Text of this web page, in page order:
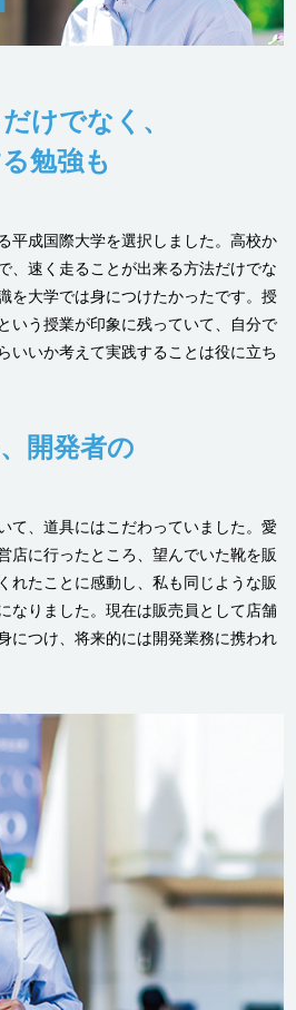
けでなく、
勉強も
平成国際大学を選択しました。高校か
、速く走ることが出来る方法だけでな
を大学では身につけたかったです。授
いう授業が印象に残っていて、自分で
いいか考えて実践することは役に立ち
開発者の
て、道具にはこだわっていました。愛
店に行ったところ、望んでいた靴を販
れたことに感動し、私も同じような販
なりました。現在は販売員として店舗
につけ、将来的には開発業務に携われ